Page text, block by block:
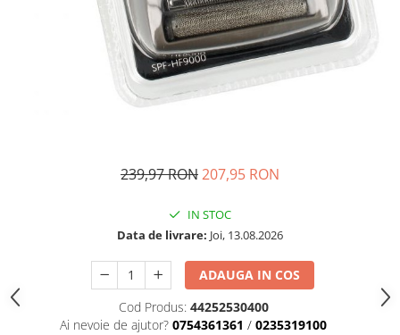
239,97 RON207,95 RON
IN STOC
Data de livrare: Joi, 13.08.2026
ADAUGA IN COS
Cod Produs: 44252530400
Ai nevoie de ajutor? 0754361361 / 0235319100